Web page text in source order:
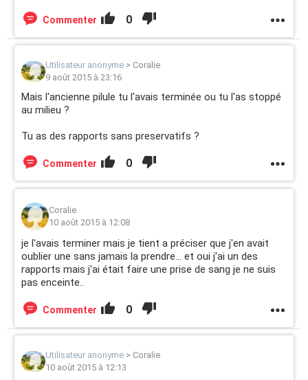
Commenter 0
Utilisateur anonyme > Coralie
9 août 2015 à 23:16
Mais l'ancienne pilule tu l'avais terminée ou tu l'as stoppé
au milieu ?
Tu as des rapports sans preservatifs ?
Commenter 0
Coralie
10 août 2015 à 12:08
je l'avais terminer mais je tient a préciser que j'en avait
oublier une sans jamais la prendre... et oui j'ai un des
rapports mais j'ai était faire une prise de sang je ne suis
pas enceinte..
Commenter 0
Utilisateur anonyme > Coralie
10 août 2015 à 12:13